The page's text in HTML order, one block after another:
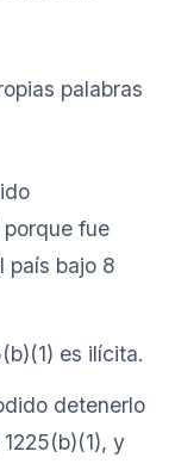
palabras
porque fue
país bajo 8
es ilícita.
detenerlo
y